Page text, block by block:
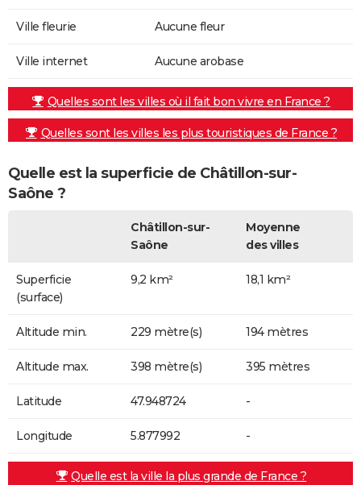
Ville fleurie Aucune fleur
Ville internet Aucune arobase
Quelles sont les villes où il fait bon vivre en France ?
Quelles sont les villes les plus touristiques de France ?
Quelle est la superficie de Châtillon-sur-
Saône ?
Châtillon-sur-
Saône
Moyenne
des villes
Superficie
(surface)
9,2 km² 18,1 km²
Altitude min. 229 mètre(s) 194 mètres
Altitude max. 398 mètre(s) 395 mètres
Latitude 47.948724 -
Longitude 5.877992 -
Quelle est la ville la plus grande de France ?